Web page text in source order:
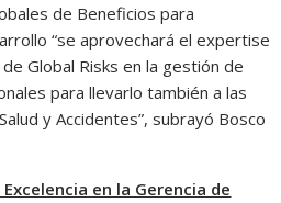
de Beneficios para
“se aprovechará el expertise
Global Risks en la gestión de
para llevarlo también a las
y Accidentes”, subrayó Bosco
en la Gerencia de